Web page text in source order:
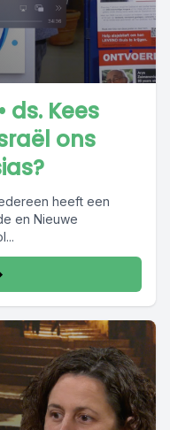
ds. Kees
ons
heeft een
en Nieuwe